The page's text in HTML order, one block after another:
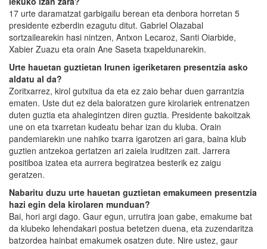
17 urte daramatzat garbigailu berean eta denbora horretan 5
presidente ezberdin ezagutu ditut. Gabriel Olazabal
sortzailearekin hasi nintzen, Antxon Lecaroz, Santi Oiarbide,
Xabier Zuazu eta orain Ane Saseta txapeldunarekin.
Urte hauetan guztietan Irunen igeriketaren presentzia asko
aldatu al da?
Zoritxarrez, kirol gutxitua da eta ez zaio behar duen garrantzia
ematen. Uste dut ez dela baloratzen gure kirolariek entrenatzen
duten guztia eta ahalegintzen diren guztia. Presidente bakoitzak
une on eta txarretan kudeatu behar izan du kluba. Orain
pandemiarekin une nahiko txarra igarotzen ari gara, baina klub
guztien antzekoa gertatzen ari zaiela iruditzen zait. Jarrera
positiboa izatea eta aurrera begiratzea besterik ez zaigu
geratzen.
Nabaritu duzu urte hauetan guztietan emakumeen presentzia
hazi egin dela kirolaren munduan?
Bai, hori argi dago. Gaur egun, urrutira joan gabe, emakume bat
da klubeko lehendakari postua betetzen duena, eta zuzendaritza
batzordea hainbat emakumek osatzen dute. Nire ustez, gaur